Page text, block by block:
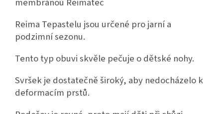
Reima Tepastelu jsou určené pro jarní a
podzimní sezonu.
Tento typ obuvi skvěle pečuje o dětské nohy.
Svršek je dostatečně široký, aby nedocházelo k
deformacím prstů.